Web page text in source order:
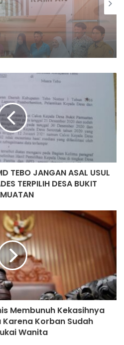
ini belum ada keputusan dari
menyelesaikan masalah
Pemuatan. Maka dari itu
lantik, pemilihan Bupati dan
belum ada keputusan yang
PMD jangan buru buru dan
akan jadi polemik di kemudian
Acara Berbagi
Hadiri SAKIP Award
TEBO JANGAN ASAL USUL
TERPILIH DESA BUKIT
Membunuh Kekasihnya
Korban Sudah
Wanita